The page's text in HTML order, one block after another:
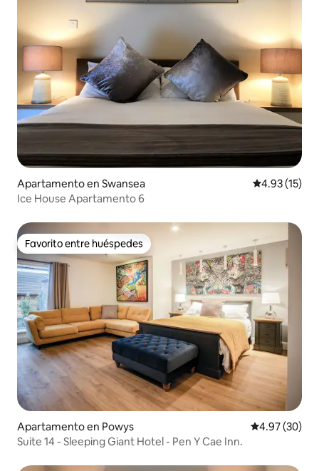
Apartamento en Swansea Calificación
4.93 (15)
Ice House Apartamento 6
Favorito entre huéspedes
Favorito entre huéspedes
Apartamento en Powys Calificación
4.97 (30)
Suite 14 - Sleeping Giant Hotel - Pen Y Cae Inn.